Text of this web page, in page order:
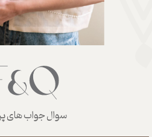
سوال جواب های پر